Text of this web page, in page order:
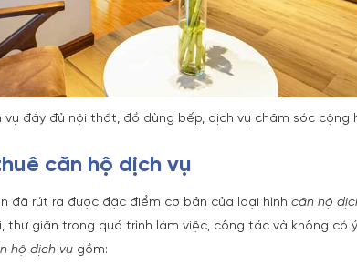
vụ đầy đủ nội thất, đồ dùng bếp, dịch vụ chăm sóc cộng
căn hộ dịch vụ
đã rút ra được đặc điểm cơ bản của loại hình căn hộ
thư giãn trong quá trình làm việc, công tác và không có
hộ dịch vụ gồm: